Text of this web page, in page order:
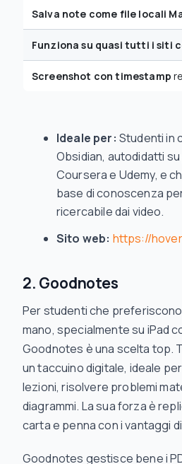
Salva note come file locali
Funziona su quasi tutti i siti
Screenshot con timestamp
Ideale per: Studenti in
Obsidian, autodidatti
Coursera e Udemy, e
base di conoscenza
ricercabile dai video.
Sito web: https://
2. Goodnotes
Per studenti che
mano, specialmente su iPad
Goodnotes è una scelta top.
un taccuino digitale, ideale
lezioni, risolvere problemi
diagrammi. La sua forza è
carta e penna con i vantaggi
Goodnotes gestisce bene i